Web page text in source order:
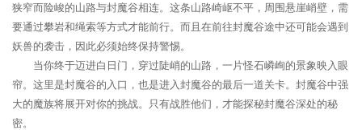
狭窄而险峻的山路与封魔谷相连。这条山路崎岖不平，周围悬崖峭壁，需
要通过攀岩和绳索等方式才能前行。而且在前往封魔谷途中还可能会遇到
妖兽的袭击，因此必须始终保持警惕。
当你终于迈进白日门，穿过陡峭的山路，一片怪石嶙峋的景象映入眼
帘。这里是封魔谷的入口，也是进入封魔谷的最后一道关卡。封魔谷中强
大的魔族将展开对你的挑战。只有战胜他们，才能探秘封魔谷深处的秘
密。